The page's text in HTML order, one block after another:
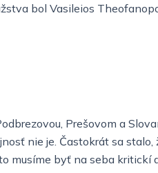
bol Vasileios
Prešovom a
nie je. Častokrát sa stalo,
musíme byť na seba kritickí